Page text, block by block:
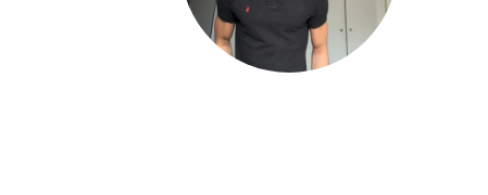
Alle veelgestelde vragen